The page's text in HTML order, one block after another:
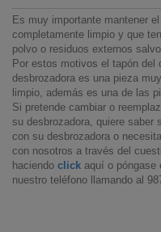
Es muy importante mantener
completamente limpio y que
polvo o residuos externos
Por estos motivos el tapón del
desbrozadora es una pieza
limpio, además es una de las
Si pretende cambiar o
su desbrozadora, quiere saber
con su desbrozadora o
con nosotros a través del
haciendo click aquí o póngase
nuestro teléfono llamando al